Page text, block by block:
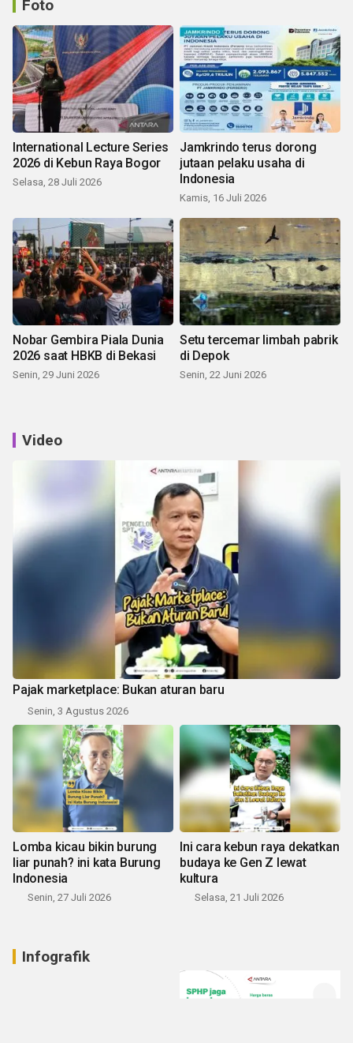
Foto
International Lecture Series
2026 di Kebun Raya Bogor
Selasa, 28 Juli 2026
Jamkrindo terus dorong
jutaan pelaku usaha di
Indonesia
Kamis, 16 Juli 2026
Nobar Gembira Piala Dunia
2026 saat HBKB di Bekasi
Senin, 29 Juni 2026
Setu tercemar limbah pabrik
di Depok
Senin, 22 Juni 2026
Video
Pajak marketplace: Bukan aturan baru
Senin, 3 Agustus 2026
Lomba kicau bikin burung
liar punah? ini kata Burung
Indonesia
Senin, 27 Juli 2026
Ini cara kebun raya dekatkan
budaya ke Gen Z lewat
kultura
Selasa, 21 Juli 2026
Infografik